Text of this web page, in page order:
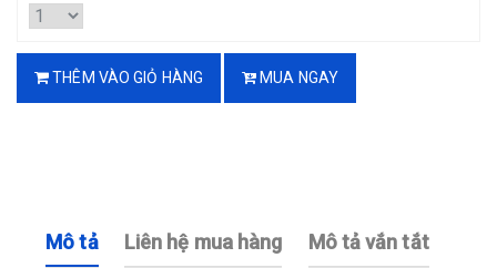
THÊM VÀO GIỎ HÀNG MUA NGAY
Mô tả Liên hệ mua hàng Mô tả vắn tắt